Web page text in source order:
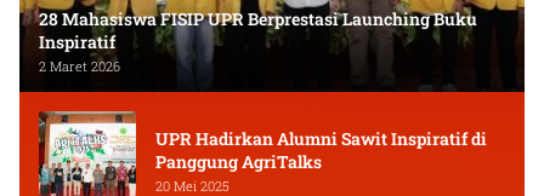
28 Mahasiswa FISIP UPR Berprestasi Launching Buku
Inspiratif
2 Maret 2026
UPR Hadirkan Alumni Sawit Inspiratif di
Panggung AgriTalks
20 Mei 2025